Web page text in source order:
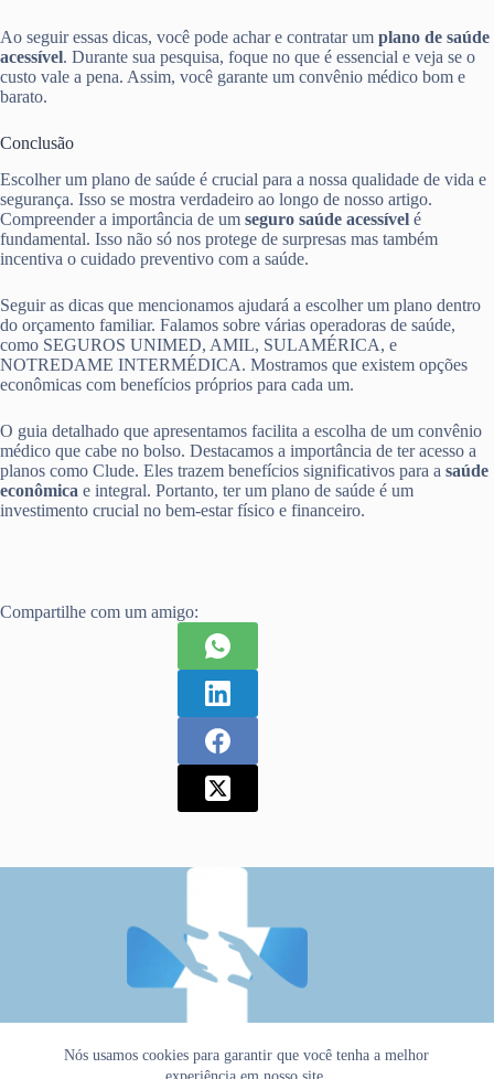
Nós usamos cookies para garantir que você tenha a melhor
Ao seguir essas dicas, você pode achar e contratar um plano de saúde
acessível. Durante sua pesquisa, foque no que é essencial e veja se o
custo vale a pena. Assim, você garante um convênio médico bom e
barato.
Conclusão
Escolher um plano de saúde é crucial para a nossa qualidade de vida e
segurança. Isso se mostra verdadeiro ao longo de nosso artigo.
Compreender a importância de um seguro saúde acessível é
fundamental. Isso não só nos protege de surpresas mas também
incentiva o cuidado preventivo com a saúde.
Seguir as dicas que mencionamos ajudará a escolher um plano dentro
do orçamento familiar. Falamos sobre várias operadoras de saúde,
como SEGUROS UNIMED, AMIL, SULAMÉRICA, e
NOTREDAME INTERMÉDICA. Mostramos que existem opções
econômicas com benefícios próprios para cada um.
O guia detalhado que apresentamos facilita a escolha de um convênio
médico que cabe no bolso. Destacamos a importância de ter acesso a
planos como Clude. Eles trazem benefícios significativos para a saúde
econômica e integral. Portanto, ter um plano de saúde é um
investimento crucial no bem-estar físico e financeiro.
Compartilhe com um amigo: